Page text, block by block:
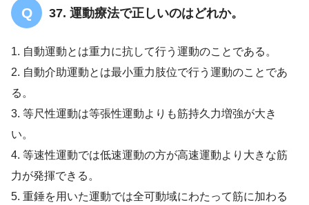
37. 運動療法で正しいのはどれか。
1. 自動運動とは重力に抗して行う運動のことである。
2. 自動介助運動とは最小重力肢位で行う運動のことであ
る。
3. 等尺性運動は等張性運動よりも筋持久力増強が大き
い。
4. 等速性運動では低速運動の方が高速運動より大きな筋
力が発揮できる。
5. 重錘を用いた運動では全可動域にわたって筋に加わる